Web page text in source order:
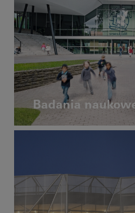
Badania